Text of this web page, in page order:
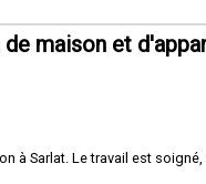
de maison et
à Sarlat. Le travail est